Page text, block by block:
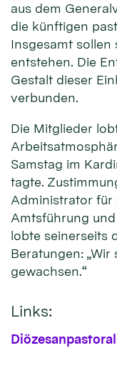
aus dem
die künftigen
Insgesamt sollen
entstehen. Die
Gestalt dieser
verbunden.
Die Mitglieder
Samstag im
tagte.
Administrator für
Amtsführung
lobte seinerseits
Beratungen:
gewachsen.“
Links: